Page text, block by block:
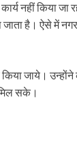
शुरू
मुख्यमंत्री का
नहीं किया
है। ऐसे में
जाये।
सके।